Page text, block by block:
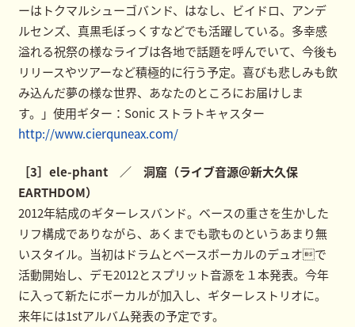
ーはトクマルシューゴバンド、はなし、ビイドロ、アンデ
ルセンズ、真黒毛ぼっくすなどでも活躍している。多幸感
溢れる祝祭の様なライブは各地で話題を呼んでいて、今後も
リリースやツアーなど積極的に行う予定。喜びも悲しみも飲
み込んだ夢の様な世界、あなたのところにお届けしま
す。」使用ギター：Sonic ストラトキャスター
http://www.cierquneax.com/
［3］ele-phant ／ 洞窟（ライブ音源＠新大久保
EARTHDOM）
2012年結成のギターレスバンド。ベースの重さを生かした
リフ構成でありながら、あくまでも歌ものというあまり無
いスタイル。当初はドラムとベースボーカルのデュオで
活動開始し、デモ2012とスプリット音源を１本発表。今年
に入って新たにボーカルが加入し、ギターレストリオに。
来年には1stアルバム発表の予定です。